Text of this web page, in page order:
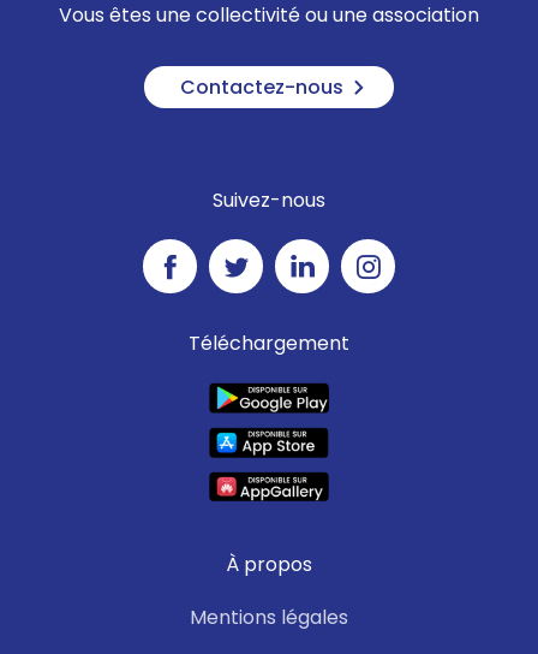
Vous êtes une collectivité ou une association
Contactez-nous
Suivez-nous
Téléchargement
À propos
Mentions légales